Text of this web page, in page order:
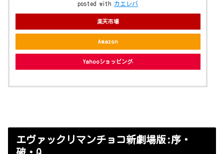
posted with カエレバ
楽天市場
Amazon
Yahooショッピング
エヴァックリマンチョコ新劇場版:序・
破・Q